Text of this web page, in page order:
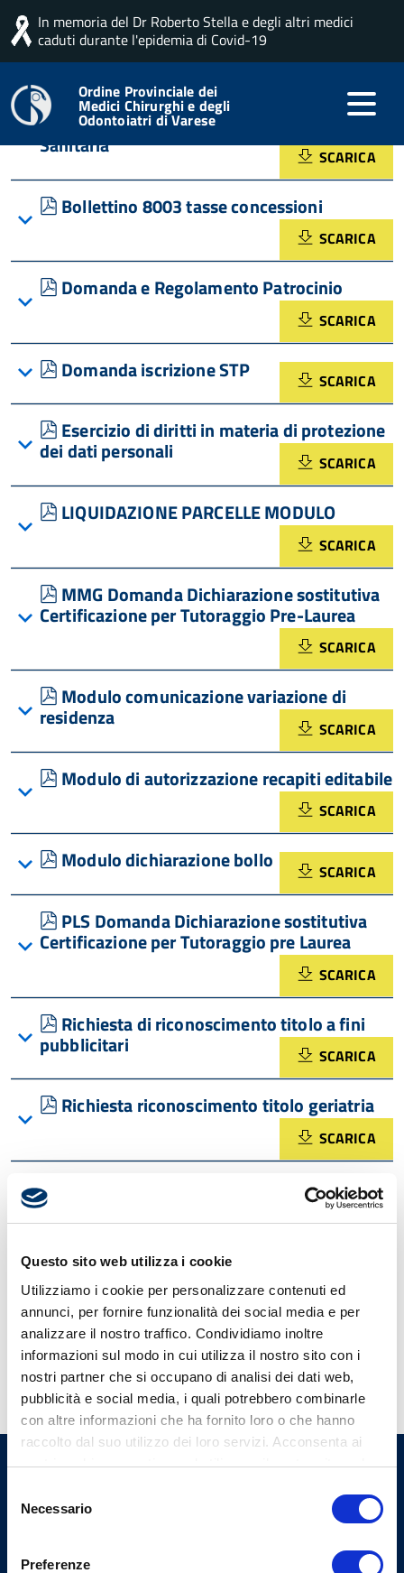
Questo sito web utilizza i cookie
Utilizziamo i cookie per personalizzare contenuti ed
annunci, per fornire funzionalità dei social media e per
analizzare il nostro traffico. Condividiamo inoltre
informazioni sul modo in cui utilizza il nostro sito con i
nostri partner che si occupano di analisi dei dati web,
pubblicità e social media, i quali potrebbero combinarle
con altre informazioni che ha fornito loro o che hanno
raccolto dal suo utilizzo dei loro servizi. Acconsenta ai
nostri cookie se continua ad utilizzare il nostro sito web.
delNecessario
Preferenze
In memoria del Dr Roberto Stella e degli altri medici
caduti durante l'epidemia di Covid-19
Ordine Provinciale dei
Medici Chirurghi e degli
Odontoiatri di Varese
Home Professione Modulistica Varia
Modulistica Varia
pdf
Assunzione o cessazione Direzione
Sanitaria SCARICA
pdf
Bollettino 8003 tasse concessioni
SCARICA
pdf
Domanda e Regolamento Patrocinio
SCARICA
pdf
Domanda iscrizione STP SCARICA
pdf
Esercizio di diritti in materia di protezione
dei dati personali SCARICA
pdf
LIQUIDAZIONE PARCELLE MODULO
SCARICA
pdf
MMG Domanda Dichiarazione sostitutiva
Certificazione per Tutoraggio Pre-Laurea
SCARICA
pdf
Modulo comunicazione variazione di
residenza SCARICA
pdf
Modulo di autorizzazione recapiti editabile
SCARICA
pdf
Modulo dichiarazione bollo SCARICA
pdf
PLS Domanda Dichiarazione sostitutiva
Certificazione per Tutoraggio pre Laurea
SCARICA
pdf
Richiesta di riconoscimento titolo a fini
pubblicitari SCARICA
pdf
Richiesta riconoscimento titolo geriatria
SCARICA
Richiesta utilizzo Sala e Attrezzatura
SCARICA
pdf
Scarica il modulo Attivazione Sepa
SCARICA
TORNA INDIETRO
Chirurghi e degli Odontoiatri